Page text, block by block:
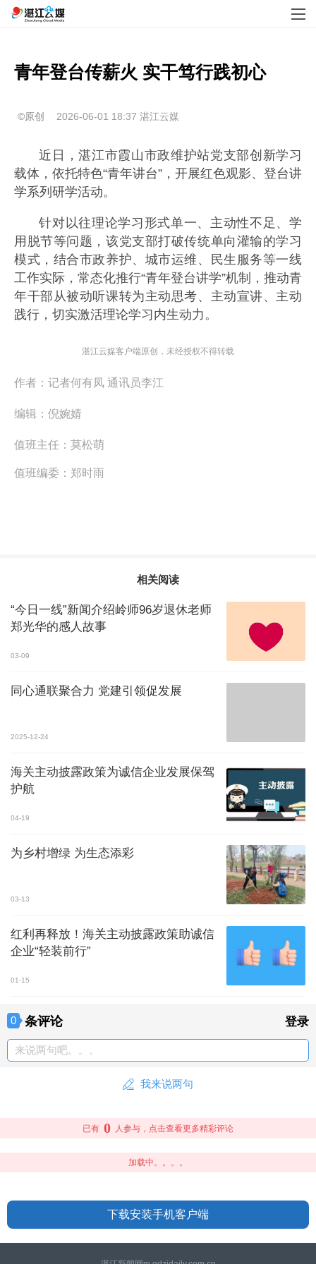
青年登台传薪火 实干笃行践初心
©原创 2026-06-01 18:37 湛江云媒
近日，湛江市霞山市政维护站党支部创新学习
载体，依托特色“青年讲台”，开展红色观影、登台讲
学系列研学活动。
针对以往理论学习形式单一、主动性不足、学
用脱节等问题，该党支部打破传统单向灌输的学习
模式，结合市政养护、城市运维、民生服务等一线
工作实际，常态化推行“青年登台讲学”机制，推动青
年干部从被动听课转为主动思考、主动宣讲、主动
践行，切实激活理论学习内生动力。
湛江云媒客户端原创，未经授权不得转载
作者： 记者何有凤 通讯员李江
编辑： 倪婉婧
值班主任： 莫松萌
值班编委： 郑时雨
相关阅读
“今日一线”新闻介绍岭师96岁退休老师
郑光华的感人故事
03-09
同心通联聚合力 党建引领促发展
2025-12-24
海关主动披露政策为诚信企业发展保驾
护航
04-19
为乡村增绿 为生态添彩
03-13
红利再释放！海关主动披露政策助诚信
企业“轻装前行”
01-15
0 条评论 登录
来说两句吧。。。
我来说两句
已有 0 人参与，点击查看更多精彩评论
加载中。。。。
下载安装手机客户端